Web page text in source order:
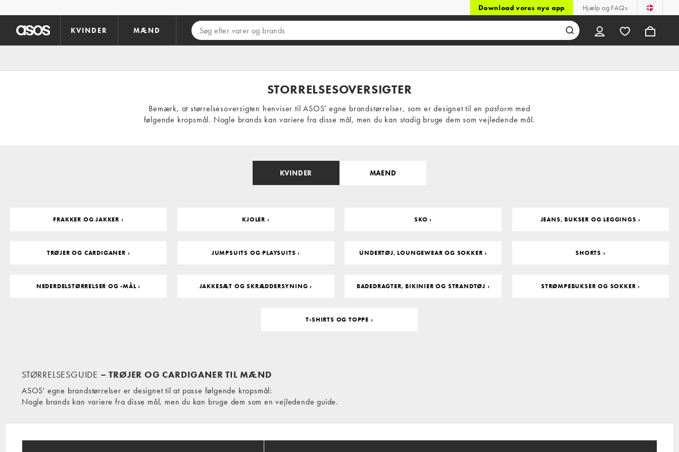
Download vores nye app Hjælp og FAQs
KVINDER MÆND
STORRELSESOVERSIGTER
Bemærk, at størrelsesoversigten henviser til ASOS' egne brandstørrelser, som er designet til en pasform med
følgende kropsmål. Nogle brands kan variere fra disse mål, men du kan stadig bruge dem som vejledende mål.
KVINDER MAEND
FRAKKER OG JAKKER › KJOLER › SKO › JEANS, BUKSER OG LEGGINGS ›
TRØJER OG CARDIGANER › JUMPSUITS OG PLAYSUITS › UNDERTØJ, LOUNGEWEAR OG SOKKER › SHORTS ›
NEDERDELSTØRRELSER OG -MÅL › JAKKESÆT OG SKRÆDDERSYNING › BADEDRAGTER, BIKINIER OG STRANDTØJ › STRØMPEBUKSER OG SOKKER ›
T-SHIRTS OG TOPPE ›
STØRRELSESGUIDE – TRØJER OG CARDIGANER TIL MÆND
ASOS' egne brandstørrelser er designet til at passe følgende kropsmål:
Nogle brands kan variere fra disse mål, men du kan bruge dem som en vejledende guide.